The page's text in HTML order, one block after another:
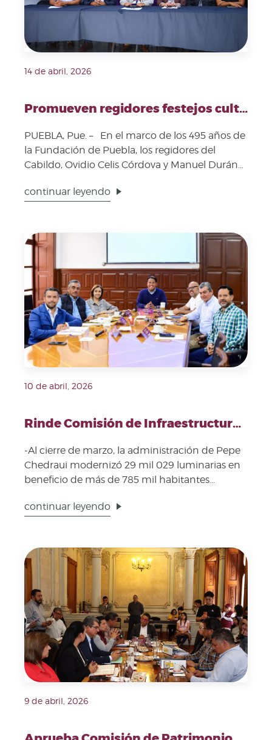
14 de abril, 2026
Promueven regidores festejos culturales por los 495 años de la Fundación de Puebla
PUEBLA, Pue. – En el marco de los 495 años de
la Fundación de Puebla, los regidores del
Cabildo, Ovidio Celis Córdova y Manuel Durán
continuar leyendo
Fecha de publicación: 10 de abril, 2026. Imagen
10 de abril, 2026
Rinde Comisión de Infraestructura cuentas sobre servicios públicos, obra y parquímetros en Puebla
-Al cierre de marzo, la administración de Pepe
Chedraui modernizó 29 mil 029 luminarias en
beneficio de más de 785 mil habitantes
continuar leyendo
Fecha de publicación: 9 de abril, 2026. Imagen
9 de abril, 2026